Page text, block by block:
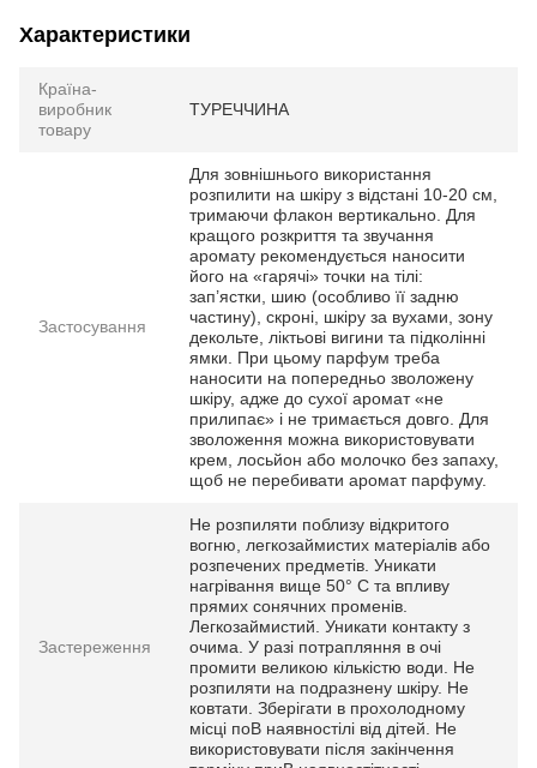
Характеристики
Країна-
виробник
товару
ТУРЕЧЧИНА
Застосування
Для зовнішнього використання
розпилити на шкіру з відстані 10-20 см,
тримаючи флакон вертикально. Для
кращого розкриття та звучання
аромату рекомендується наносити
його на «гарячі» точки на тілі:
зап’ястки, шию (особливо її задню
частину), скроні, шкіру за вухами, зону
декольте, ліктьові вигини та підколінні
ямки. При цьому парфум треба
наносити на попередньо зволожену
шкіру, адже до сухої аромат «не
прилипає» і не тримається довго. Для
зволоження можна використовувати
крем, лосьйон або молочко без запаху,
щоб не перебивати аромат парфуму.
Застереження
Не розпиляти поблизу відкритого
вогню, легкозаймистих матеріалів або
розпечених предметів. Уникати
нагрівання вище 50° С та впливу
прямих сонячних променів.
Легкозаймистий. Уникати контакту з
очима. У разі потрапляння в очі
промити великою кількістю води. Не
розпиляти на подразнену шкіру. Не
ковтати. Зберігати в прохолодному
місці поВ наявностілі від дітей. Не
використовувати після закінчення